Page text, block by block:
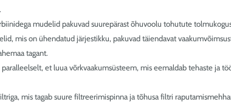
mudelid pakuvad suurepärast õhuvoolu tohutute
mis on ühendatud järjestikku, pakuvad täiendavat
tagant.
et luua võrkvaakumsüsteem, mis eemaldab tehaste ja
mis tagab suure filtreerimispinna ja tõhusa filtri